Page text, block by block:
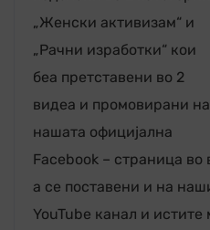
„Женски активизам“ и
„Рачни изработки“ кои
беа претставени во 2
видеа и промовирани на
нашата официјална
Facebook – страница
а се поставени и на
YouTube канал и